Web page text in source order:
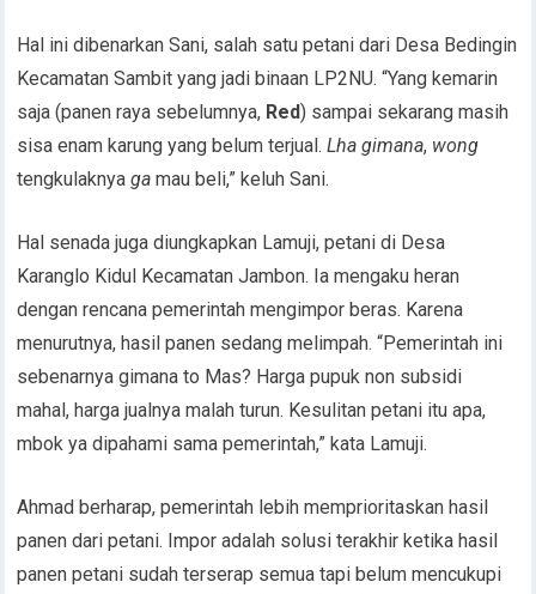
Hal ini dibenarkan Sani, salah satu petani dari Desa Bedingin
Kecamatan Sambit yang jadi binaan LP2NU. “Yang kemarin
saja (panen raya sebelumnya, Red) sampai sekarang masih
sisa enam karung yang belum terjual.Lha gimana, wong
tengkulaknyaga mau beli,” keluh Sani.
Hal senada juga diungkapkan Lamuji, petani di Desa
Karanglo Kidul Kecamatan Jambon. Ia mengaku heran
dengan rencana pemerintah mengimpor beras. Karena
menurutnya, hasil panen sedang melimpah. “Pemerintah ini
sebenarnya gimana to Mas? Harga pupuk non subsidi
mahal, harga jualnya malah turun. Kesulitan petani itu apa,
mbok ya dipahami sama pemerintah,” kata Lamuji.
Ahmad berharap, pemerintah lebih memprioritaskan hasil
panen dari petani. Impor adalah solusi terakhir ketika hasil
panen petani sudah terserap semua tapi belum mencukupi